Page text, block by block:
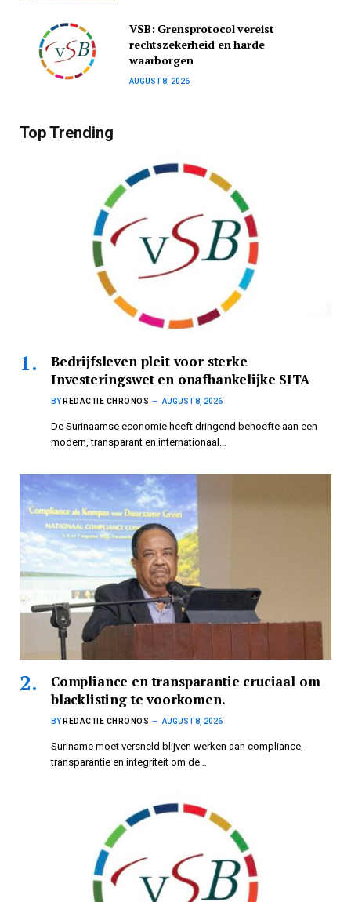
VSB: Grensprotocol vereist
rechtszekerheid en harde
waarborgen
AUGUST 8, 2026
Top Trending
Bedrijfsleven pleit voor sterke
Investeringswet en onafhankelijke SITA
BY REDACTIE CHRONOS AUGUST 8, 2026
De Surinaamse economie heeft dringend behoefte aan een
modern, transparant en internationaal…
Compliance en transparantie cruciaal om
blacklisting te voorkomen.
BY REDACTIE CHRONOS AUGUST 8, 2026
Suriname moet versneld blijven werken aan compliance,
transparantie en integriteit om de…